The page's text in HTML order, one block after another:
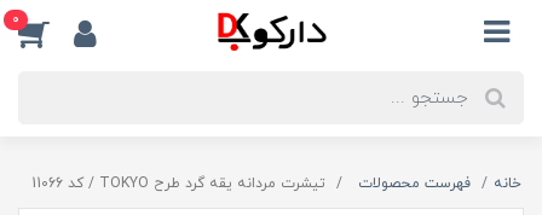
0
خانه فهرست محصولات تیشرت مردانه یقه گرد طرح TOKYO / کد 11066